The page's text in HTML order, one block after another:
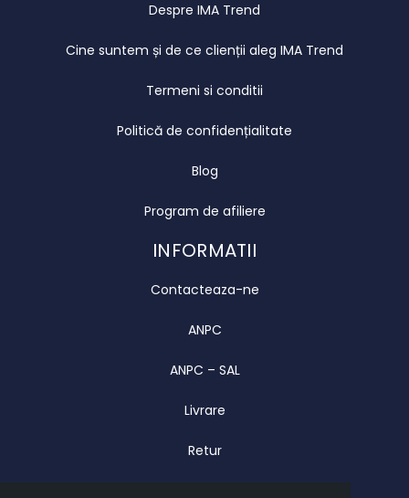
Despre IMA Trend
Cine suntem și de ce clienții aleg IMA Trend
Termeni si conditii
Politică de confidențialitate
Blog
Program de afiliere
INFORMATII
Contacteaza-ne
ANPC
ANPC – SAL
Livrare
Retur